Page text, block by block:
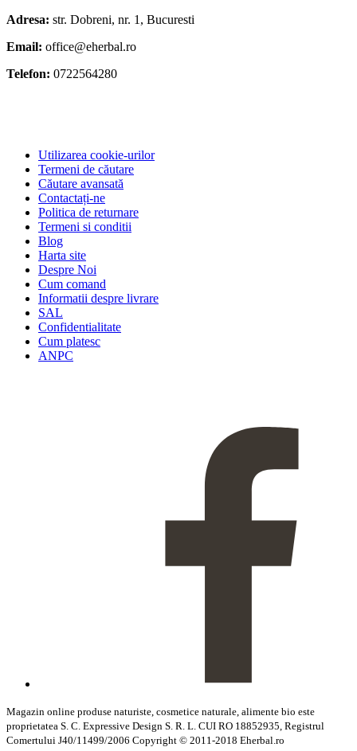
Adresa: str. Dobreni, nr. 1, Bucuresti
Email: office@eherbal.ro
Telefon: 0722564280
Utilizarea cookie-urilor
Termeni de căutare
Căutare avansată
Contactați-ne
Politica de returnare
Termeni si conditii
Blog
Harta site
Despre Noi
Cum comand
Informatii despre livrare
SAL
Confidentialitate
Cum platesc
ANPC
Magazin online produse naturiste, cosmetice naturale, alimente bio este
proprietatea S. C. Expressive Design S. R. L. CUI RO 18852935, Registrul
Comertului J40/11499/2006 Copyright © 2011-2018 Eherbal.ro